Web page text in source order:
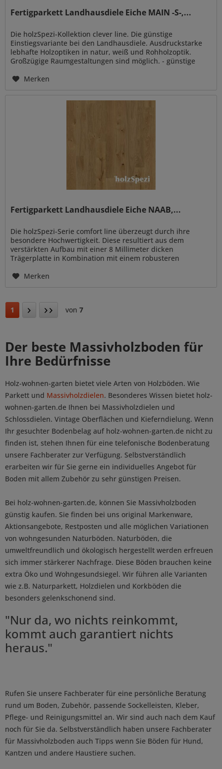
Fertigparkett Landhausdiele Eiche MAIN -S-,...
Die holzSpezi-Kollektion clever line. Die günstige
Einstiegsvariante bei den Landhausdiele. Ausdruckstarke
lebhafte Holzoptiken in natur, weiß und Rohholzoptik.
Großzügige Raumgestaltungen sind möglich. - günstige
Merken
Fertigparkett Landhausdiele Eiche NAAB,...
Die holzSpezi-Serie comfort line überzeugt durch ihre
besondere Hochwertigkeit. Diese resultiert aus dem
verstärkten Aufbau mit einer 8 Millimeter dicken
Trägerplatte in Kombination mit einem robusteren
Merken
1 von 7
Der beste Massivholzboden für
Ihre Bedürfnisse
Holz-wohnen-garten bietet viele Arten von Holzböden. Wie
Parkett und Massivholzdielen. Besonderes Wissen bietet holz-
wohnen-garten.de Ihnen bei Massivholzdielen und
Schlossdielen. Vintage Oberflächen und Kieferndielung. Wenn
Ihr gesuchter Bodenbelag auf holz-wohnen-garten.de nicht zu
finden ist, stehen Ihnen für eine telefonische Bodenberatung
unsere Fachberater zur Verfügung. Selbstverständlich
erarbeiten wir für Sie gerne ein individuelles Angebot für
Boden mit allem Zubehör zu sehr günstigen Preisen.
Bei holz-wohnen-garten.de, können Sie Massivholzboden
günstig kaufen. Sie finden bei uns original Markenware,
Aktionsangebote, Restposten und alle möglichen Variationen
von wohngesunden Naturböden. Naturböden, die
umweltfreundlich und ökologisch hergestellt werden erfreuen
sich immer stärkerer Nachfrage. Diese Böden brauchen keine
extra Öko und Wohngesundsiegel. Wir führen alle Varianten
wie z.B. Naturparkett, Holzdielen und Korkböden die
besonders gelenkschonend sind.
"Nur da, wo nichts reinkommt,
kommt auch garantiert nichts
heraus."
Rufen Sie unsere Fachberater für eine persönliche Beratung
rund um Boden, Zubehör, passende Sockelleisten, Kleber,
Pflege- und Reinigungsmittel an. Wir sind auch nach dem Kauf
noch für Sie da. Selbstverständlich haben unsere Fachberater
für Massivholzboden auch Tipps wenn Sie Böden für Hund,
Kantzen und andere Haustiere suchen.